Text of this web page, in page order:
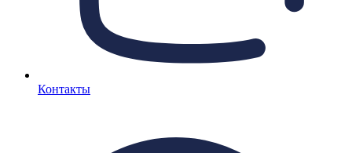
Контакты